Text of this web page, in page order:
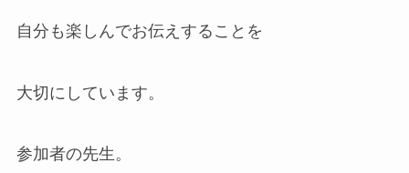
自分も楽しんでお伝えすることを
大切にしています。
参加者の先生。